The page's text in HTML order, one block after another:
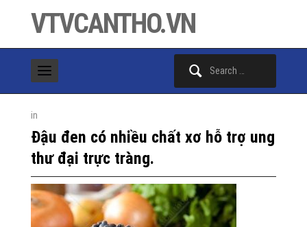
VTVCANTHO.VN
in
Đậu đen có nhiều chất xơ hỗ trợ ung
thư đại trực tràng.